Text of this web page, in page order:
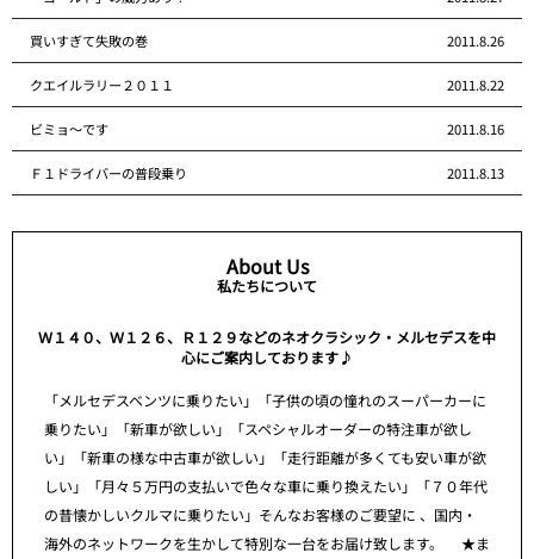
買いすぎて失敗の巻 2011.8.26
クエイルラリー２０１１ 2011.8.22
ビミョ～です 2011.8.16
Ｆ１ドライバーの普段乗り 2011.8.13
About Us
私たちについて
Ｗ１４０、Ｗ１２６、Ｒ１２９などのネオクラシック・メルセデスを中
心にご案内しております♪
「メルセデスベンツに乗りたい」「子供の頃の憧れのスーパーカーに
乗りたい」「新車が欲しい」「スペシャルオーダーの特注車が欲し
い」「新車の様な中古車が欲しい」「走行距離が多くても安い車が欲
しい」「月々５万円の支払いで色々な車に乗り換えたい」「７０年代
の昔懐かしいクルマに乗りたい」そんなお客様のご要望に 、国内・
海外のネットワークを生かして特別な一台をお届け致します。 ★ま